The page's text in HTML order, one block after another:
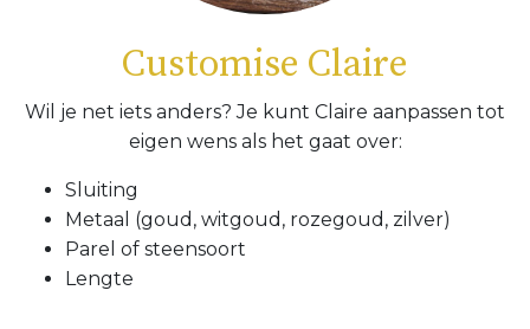
Customise Claire
Wil je net iets anders? Je kunt Claire aanpassen tot
eigen wens als het gaat over:
Sluiting
Metaal (goud, witgoud, rozegoud, zilver)
Parel of steensoort
Lengte